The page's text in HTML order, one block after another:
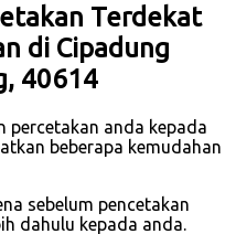
Terdekat
di Cipadung
40614
percetakan anda kepada
beberapa kemudahan
sebelum pencetakan
dahulu kepada anda.